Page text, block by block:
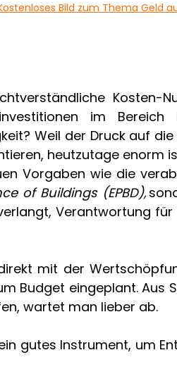
Bild zum Thema Geld
Kosten-
im Bereich
Weil der Druck auf
heutzutage enorm
Vorgaben wie die
of Buildings (EPBD),
Verantwortung für
mit der
Budget eingeplant. Aus
wartet man lieber ab.
gutes Instrument, um